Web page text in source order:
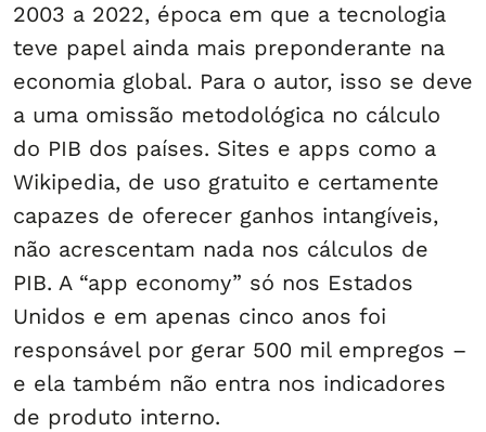
2003 a 2022, época em que a tecnologia
teve papel ainda mais preponderante na
economia global. Para o autor, isso se deve
a uma omissão metodológica no cálculo
do PIB dos países. Sites e apps como a
Wikipedia, de uso gratuito e certamente
capazes de oferecer ganhos intangíveis,
não acrescentam nada nos cálculos de
PIB. A “app economy” só nos Estados
Unidos e em apenas cinco anos foi
responsável por gerar 500 mil empregos –
e ela também não entra nos indicadores
de produto interno.